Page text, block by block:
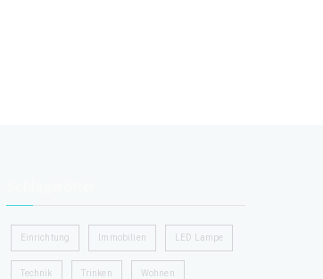
Einrichtung Immobilien LED Lampe
Technik Trinken Wohnen